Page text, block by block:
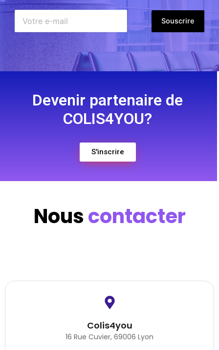
Souscrire
Devenir partenaire de
COLIS4YOU?
S'inscrire
Nouscontacter
Colis4you
16 Rue Cuvier, 69006 Lyon